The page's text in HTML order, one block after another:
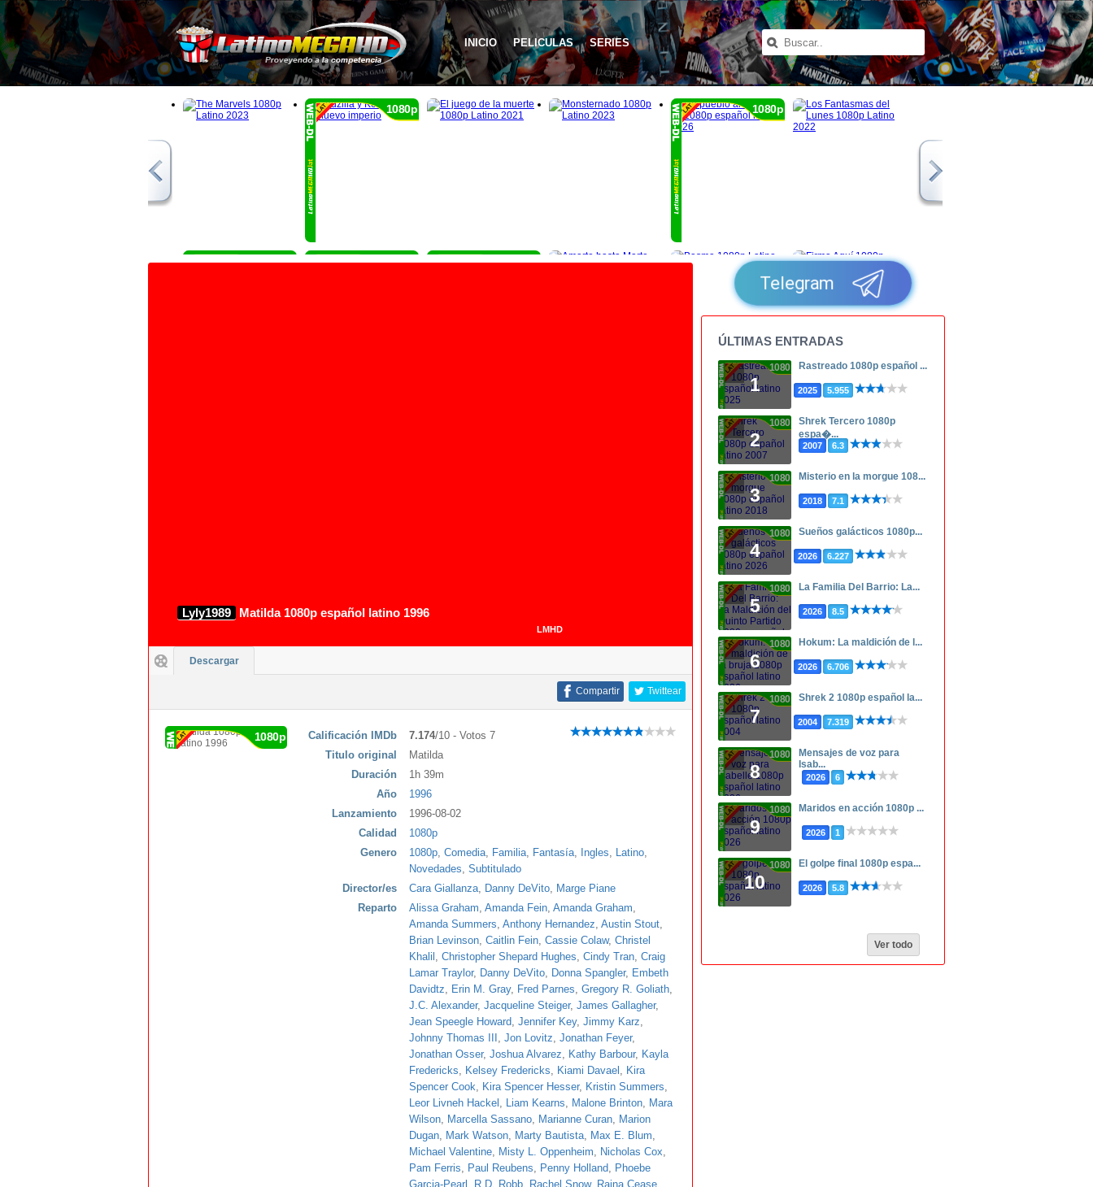
INICIO PELICULAS SERIES
1080p 1080p
1080p 1080p 1080p
Lyly1989 Matilda 1080p español latino 1996
LMHD
Descargar
Twittear
Compartir
1080p Calificación IMDb 7.174/10 - Votos 7
Titulo original
Matilda
Duración
1h 39m
Año
1996
Lanzamiento
1996-08-02
Calidad
1080p
Genero
1080p, Comedia, Familia, Fantasía, Ingles, Latino,
Novedades, Subtitulado
Director/es
Cara Giallanza, Danny DeVito, Marge Piane
Reparto
Alissa Graham, Amanda Fein, Amanda Graham,
Amanda Summers, Anthony Hernandez, Austin Stout,
Brian Levinson, Caitlin Fein, Cassie Colaw, Christel
Khalil , Christopher Shepard Hughes, Cindy Tran, Craig
Lamar Traylor, Danny DeVito, Donna Spangler, Embeth
Davidtz, Erin M. Gray, Fred Parnes, Gregory R. Goliath,
J.C. Alexander, Jacqueline Steiger, James Gallagher,
Jean Speegle Howard, Jennifer Key, Jimmy Karz,
Johnny Thomas III , Jon Lovitz, Jonathan Feyer,
Jonathan Osser, Joshua Alvarez, Kathy Barbour, Kayla
Fredericks, Kelsey Fredericks, Kiami Davael , Kira
Spencer Cook, Kira Spencer Hesser, Kristin Summers,
Leor Livneh Hackel , Liam Kearns, Malone Brinton, Mara
Wilson, Marcella Sassano, Marianne Curan, Marion
Dugan, Mark Watson, Marty Bautista, Max E. Blum,
Michael Valentine, Misty L. Oppenheim, Nicholas Cox,
Pam Ferris, Paul Reubens, Penny Holland, Phoebe
Garcia-Pearl , R.D. Robb, Rachel Snow, Raina Cease,
Telegram
ÚLTIMAS ENTRADAS
1
1080p Rastreado 1080p español ...
2025 5.955
2
1080p
Shrek Tercero 1080p
espa�...
2007 6.3
3
1080p Misterio en la morgue 108...
2018 7.1
4
1080p Sueños galácticos 1080p...
2026 6.227
5
1080p La Familia Del Barrio: La...
2026 8.5
6
1080p Hokum: La maldición de l...
2026 6.706
7
1080p Shrek 2 1080p español la...
2004 7.319
8
1080p
Mensajes de voz para
Isab...
2026 6
9
1080p Maridos en acción 1080p ...
2026 1
10
1080p El golpe final 1080p espa...
2026 5.8
Ver todo